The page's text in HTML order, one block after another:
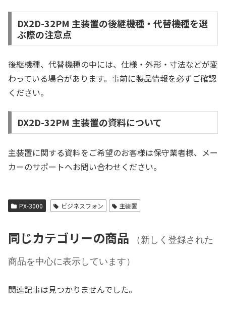
DX2D-32PM 主装置の後継機種・代替機種を選
ぶ際の注意点
後継機種、代替機種の中には、仕様・外形・寸法などが変
わっている場合があります。事前に製品情報を必ずご確認
ください。
DX2D-32PM 主装置の資料について
主装置に関する資料をご希望のお客様は保守業者様、メー
カーのサポートへお問い合わせください。
PX-3000 ビジネスフォン 主装置
同じカテゴリーの商品
（新しく登録された
商品を中心に表示しています）
関連記事は見つかりませんでした。